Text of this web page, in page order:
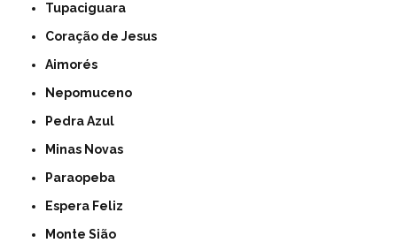
Tupaciguara
Coração de Jesus
Aimorés
Nepomuceno
Pedra Azul
Minas Novas
Paraopeba
Espera Feliz
Monte Sião